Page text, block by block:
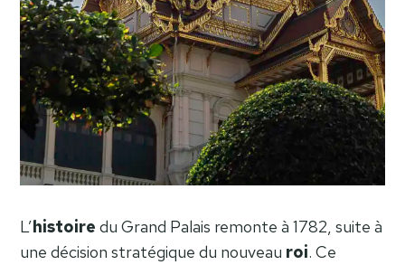
L’histoire du Grand Palais remonte à 1782, suite à
une décision stratégique du nouveau roi. Ce